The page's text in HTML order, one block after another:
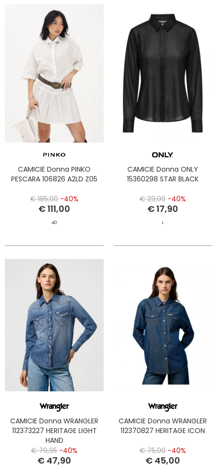
CAMICIE Donna PINKO
PESCARA 106826 A2LD Z05
€ 185,00 -40%
€ 111,00
40
CAMICIE Donna ONLY
15360298 STAR BLACK
€ 29,99 -40%
€ 17,90
L
CAMICIE Donna WRANGLER
112373227 HERITAGE LIGHT
HAND
€ 79,95 -40%
€ 47,90
CAMICIE Donna WRANGLER
112370827 HERITAGE ICON
€ 75,00 -40%
€ 45,00